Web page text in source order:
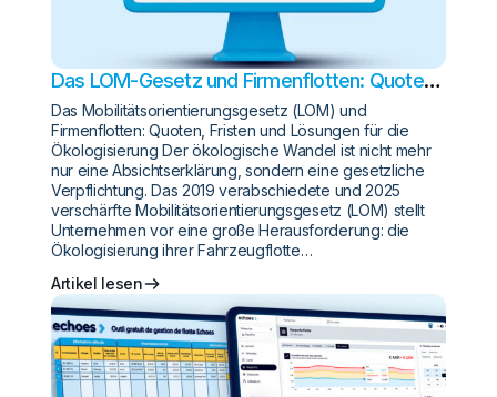
Das LOM-Gesetz und Firmenflotten: Quoten,
Fristen und Lösungen für die Ökologisierung
Das Mobilitätsorientierungsgesetz (LOM) und
Firmenflotten: Quoten, Fristen und Lösungen für die
Ökologisierung Der ökologische Wandel ist nicht mehr
nur eine Absichtserklärung, sondern eine gesetzliche
Verpflichtung. Das 2019 verabschiedete und 2025
verschärfte Mobilitätsorientierungsgesetz (LOM) stellt
Unternehmen vor eine große Herausforderung: die
Ökologisierung ihrer Fahrzeugflotte…
Artikel lesen